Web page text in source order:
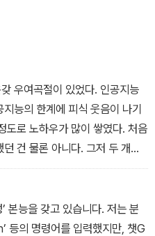
이자 챗GPT와 협업하기 위한
우여곡절이 있었다. 인공지능
능의 한계에 피식 웃음이 나기
도로 노하우가 많이 쌓였다. 처음
건 물론 아니다. 그저 두 개의
1년의 경험이 다른 누군가에게
드를 수십 장 만들어서 두어 차
들의 호응에 탄력 받아 아예 그
본능을 갖고 있습니다. 저는 분
등의 명령어를 입력했지만, 챗G